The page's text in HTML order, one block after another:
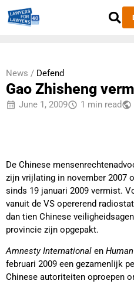
News / Defend
Gao Zhisheng
June 1, 2009 1 min read
De Chinese
zijn vrijlating in november 2007
sinds 19 januari 2009 vermist.
vanuit de VS opererend
dan tien Chinese
provincie zijn opgepakt.
Amnesty International en
februari 2009 een gezamenlijk
Chinese autoriteiten oproepen